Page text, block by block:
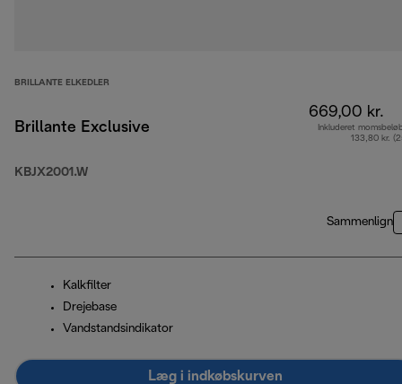
BRILLANTE ELKEDLER
Brillante Exclusive
KBJX2001.W
669,00 kr.
Inkluderet
133,80 kr.
Sammenlign
Kalkfilter
Drejebase
Vandstandsindikator
Læg i indkøbskurven